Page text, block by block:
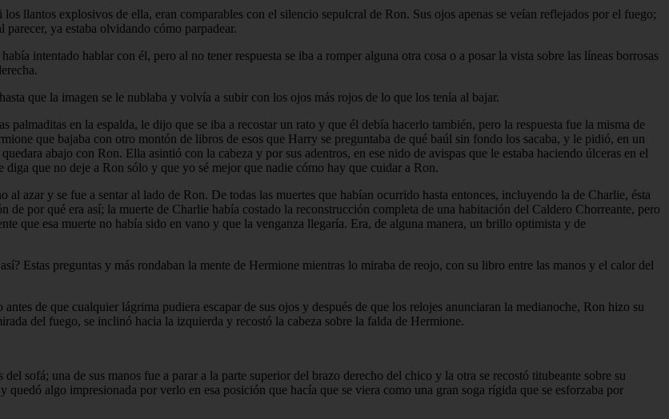
llantos explosivos de ella, eran comparables con el silencio sepulcral de Ron. Sus ojos apenas se veían reflejados por el fuego;
ya estaba olvidando cómo parpadear.
intentado hablar con él, pero al no tener respuesta se iba a romper alguna otra cosa o a posar la vista sobre las líneas borrosas
que la imagen se le nublaba y volvía a subir con los ojos más rojos de lo que los tenía al bajar.
palmaditas en la espalda, le dijo que se iba a recostar un rato y que él debía hacerlo también, pero la respuesta fue la misma de
que bajaba con otro montón de libros de esos que Harry se preguntaba de qué baúl sin fondo los sacaba, y le pidió, en un
abajo con Ron. Ella asintió con la cabeza y por sus adentros, en ese nido de avispas que le estaba haciendo úlceras en el
que no deje a Ron sólo y que yo sé mejor que nadie cómo hay que cuidar a Ron.
azar y se fue a sentar al lado de Ron. De todas las muertes que habían ocurrido hasta entonces, incluyendo la de Charlie, ésta
por qué era así; la muerte de Charlie había costado la reconstrucción completa de una habitación del Caldero Chorreante, pero
que esa muerte no había sido en vano y que la venganza llegaría. Era, de alguna manera, un brillo optimista y de
Estas preguntas y más rondaban la mente de Hermione mientras lo miraba de reojo, con su libro entre las manos y el calor del
de que cualquier lágrima pudiera escapar de sus ojos y después de que los relojes anunciaran la medianoche, Ron hizo su
del fuego, se inclinó hacia la izquierda y recostó la cabeza sobre la falda de Hermione.
sofá; una de sus manos fue a parar a la parte superior del brazo derecho del chico y la otra se recostó titubeante sobre su
algo impresionada por verlo en esa posición que hacía que se viera como una gran soga rígida que se esforzaba por